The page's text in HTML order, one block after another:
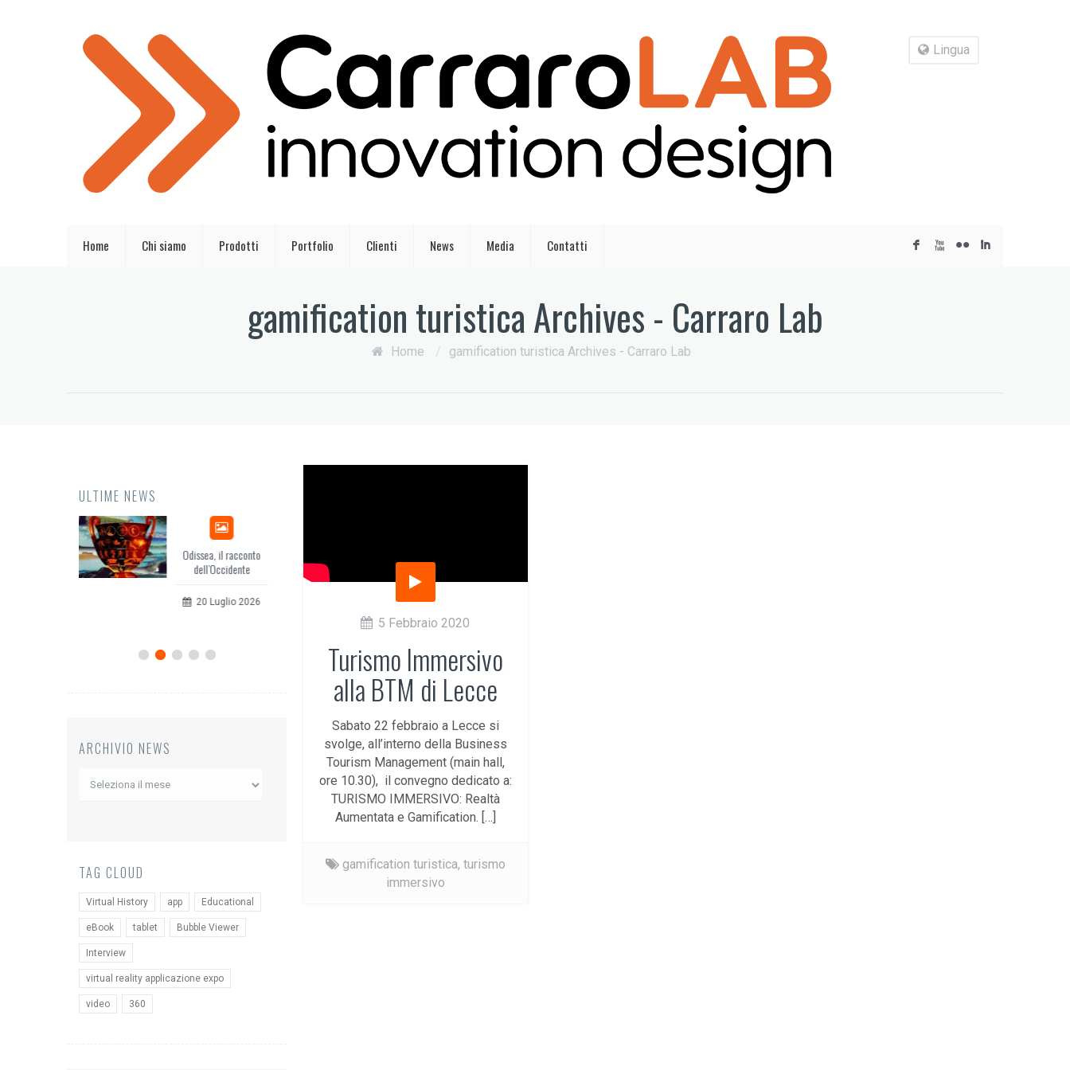
F X N I
Lingua
Home Chi siamo Prodotti Portfolio Clienti News Media Contatti
gamification turistica Archives - Carraro Lab
Home / gamification turistica Archives - Carraro Lab
5 Febbraio 2020
Turismo Immersivo
alla BTM di Lecce
Sabato 22 febbraio a Lecce si
svolge, all’interno della Business
Tourism Management (main hall,
ore 10.30), il convegno dedicato a:
TURISMO IMMERSIVO: Realtà
Aumentata e Gamification. […]
gamification turistica, turismo
immersivo
ULTIME NEWS
Odissea, il racconto
dell’Occidente
EuropCOM: digital kit
per l’ecosistema della
Bruxelles: AI e turismo
5 Giugno 2026
ARCHIVIO NEWS
Archivio
TAG CLOUD
Virtual History app Educational
eBook tablet Bubble Viewer
Interview
virtual reality applicazione expo
video 360